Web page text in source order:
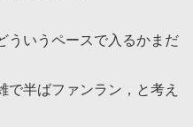
ういうペースで入るかまだ
で半ばファンラン，と考え